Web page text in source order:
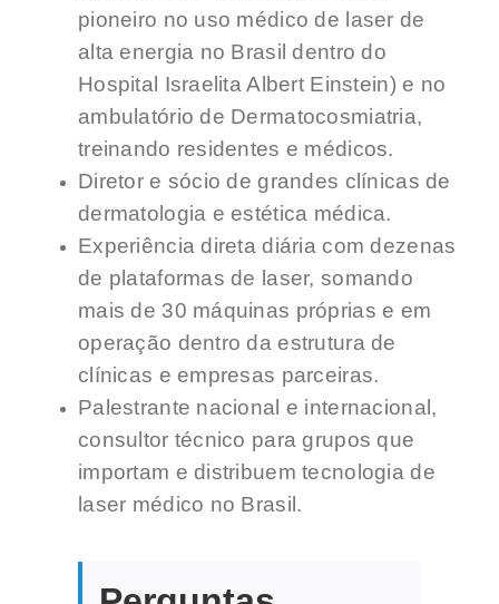
pioneiro no uso médico de laser de
alta energia no Brasil dentro do
Hospital Israelita Albert Einstein) e no
ambulatório de Dermatocosmiatria,
treinando residentes e médicos.
Diretor e sócio de grandes clínicas de
dermatologia e estética médica.
Experiência direta diária com dezenas
de plataformas de laser, somando
mais de 30 máquinas próprias e em
operação dentro da estrutura de
clínicas e empresas parceiras.
Palestrante nacional e internacional,
consultor técnico para grupos que
importam e distribuem tecnologia de
laser médico no Brasil.